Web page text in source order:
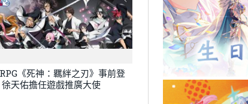
《死神：羈絆之刃》事前登
天佑擔任遊戲推廣大使